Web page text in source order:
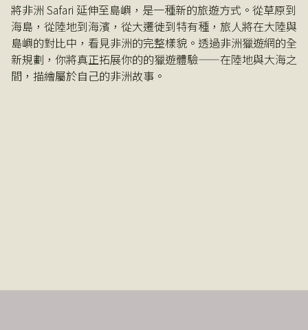
將非洲 Safari 延伸至島嶼，是一種新的旅遊方式。從草原到
海島，從陸地到海濱，從大遷徙到特有種，旅人將在大陸與
島嶼的對比中，看見非洲的完整樣貌。透過非洲獵遊網的全
新規劃，你將真正拓展你的的獵遊體驗——在陸地與大海之
間，描繪屬於自己的非洲故事。